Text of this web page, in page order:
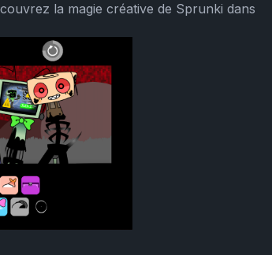
la magie créative de Sprunki dans